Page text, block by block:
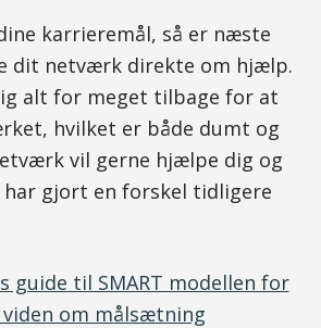
karrieremål, så er næste
dit netværk direkte om hjælp.
alt for meget tilbage for at
hvilket er både dumt og
vil gerne hjælpe dig og
gjort en forskel tidligere
guide til SMART modellen for
viden om målsætning